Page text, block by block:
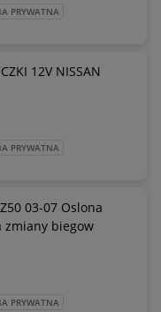
PRYWATNA
12V NISSAN
PRYWATNA
03-07 Oslona
zmiany biegow
PRYWATNA